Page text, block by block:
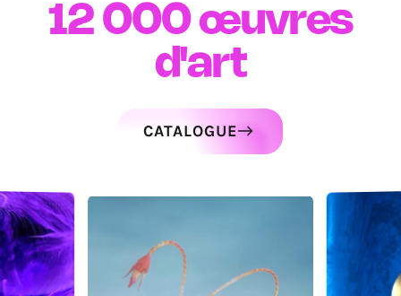
12 000 œuvres
d'art
CATALOGUE